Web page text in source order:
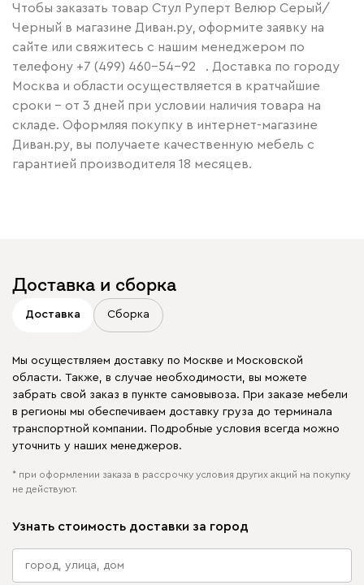
Чтобы заказать товар Стул Руперт Велюр Серый/
Черный в магазине Диван.ру, оформите заявку на
сайте или свяжитесь с нашим менеджером по
телефону +7 (499) 460-54-92
. Доставка по городу
Москва и области осуществляется в кратчайшие
сроки – от 3 дней при условии наличия товара на
складе. Оформляя покупку в интернет-магазине
Диван.ру, вы получаете качественную мебель с
гарантией производителя 18 месяцев.
Доставка и сборка
Доставка Сборка
Мы осуществляем доставку по Москве и Московской
области. Также, в случае необходимости, вы можете
забрать свой заказ в пункте самовывоза. При заказе мебели
в регионы мы обеспечиваем доставку груза до терминала
транспортной компании. Подробные условия всегда можно
уточнить у наших менеджеров.
* при оформлении заказа в рассрочку условия других акций на покупку
не действуют.
Узнать стоимость доставки за город